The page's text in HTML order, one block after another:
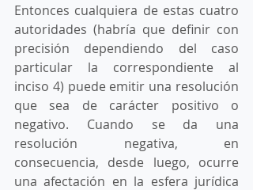
Entonces cualquiera de estas cuatro
autoridades (habría que definir con
precisión dependiendo del caso
particular la correspondiente al
inciso 4) puede emitir una resolución
que sea de carácter positivo o
negativo. Cuando se da una
resolución negativa, en
consecuencia, desde luego, ocurre
una afectación en la esfera jurídica